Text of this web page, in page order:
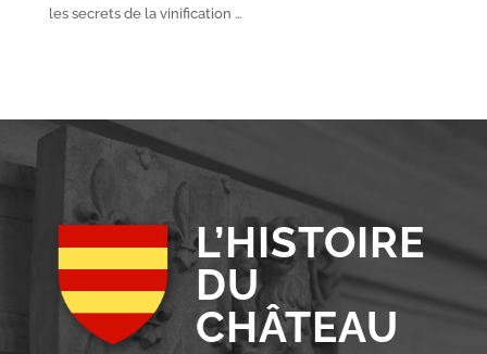
les secrets de la vinification …
L’HISTOIRE
DU
CHÂTEAU